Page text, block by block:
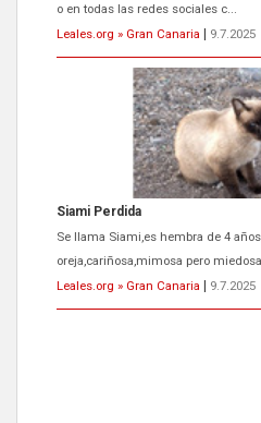
o en todas las redes sociales c...
Leales.org » Gran Canaria
9.7.2025
Siami Perdida
Se llama Siami,es hembra de 4
oreja,cariñosa,mimosa pero
Leales.org » Gran Canaria
9.7.2025